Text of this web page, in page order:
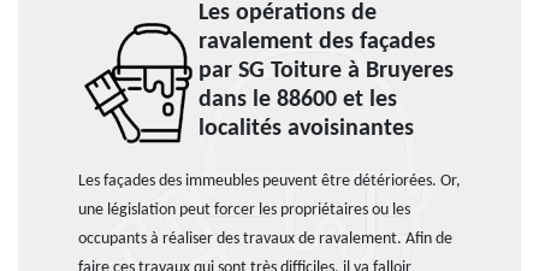
Les opérations de
ravalement des façades
par SG Toiture à Bruyeres
dans le 88600 et les
localités avoisinantes
Les façades des immeubles peuvent être détériorées. Or,
une législation peut forcer les propriétaires ou les
occupants à réaliser des travaux de ravalement. Afin de